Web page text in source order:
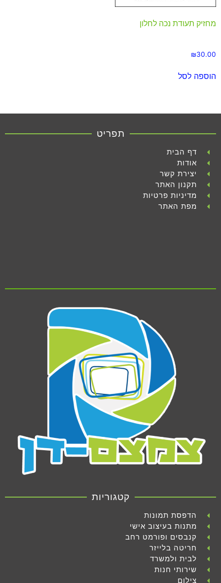
מחזיק תעודת נכה לחלון
₪30.00
הוספה לסל
תפריט
דף הבית
אודות
יצירת קשר
תקנון האתר
מדיניות פרטיות
מפת האתר
קטגוריות
הדפסת תמונות
מתנות בעיצוב אישי
קנבסים ופורמט רחב
חריטה בלייזר
לבית ולמשרד
שירותי חנות
צילום